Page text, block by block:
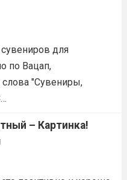
для
по Вацап,
слова "Сувениры,
– Картинка!